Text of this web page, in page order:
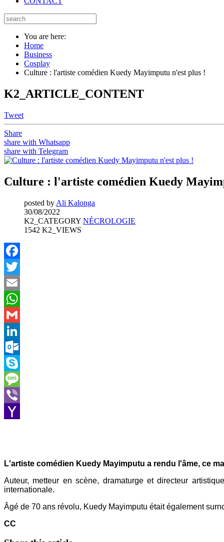
You are here:
Home
Business
Cosplay
Culture : l'artiste comédien Kuedy Mayimputu n'est plus !
K2_ARTICLE_CONTENT
Tweet
Share
share with Whatsapp
share with Telegram
Culture : l'artiste comédien Kuedy
posted by Ali Kalonga
30/08/2022
K2_CATEGORY NÉCROLOGIE
1542 K2_VIEWS
Facebook
Twitter
Email
WhatsApp
Gmail
LinkedIn
Outlook.com
Skype
Message
Viber
L'artiste comédien Kuedy Mayimputu a rendu l'âme, ce
Auteur, metteur en scène, dramaturge et directeur
internationale.
Âgé de 70 ans révolu, Kuedy Mayimputu était également
CC